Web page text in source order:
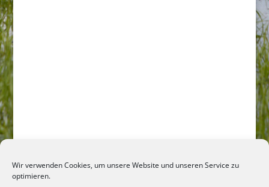
Wir verwenden Cookies, um unsere Website und unseren Service zu
optimieren.